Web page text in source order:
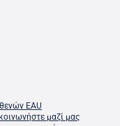
EAU
μαζί μας